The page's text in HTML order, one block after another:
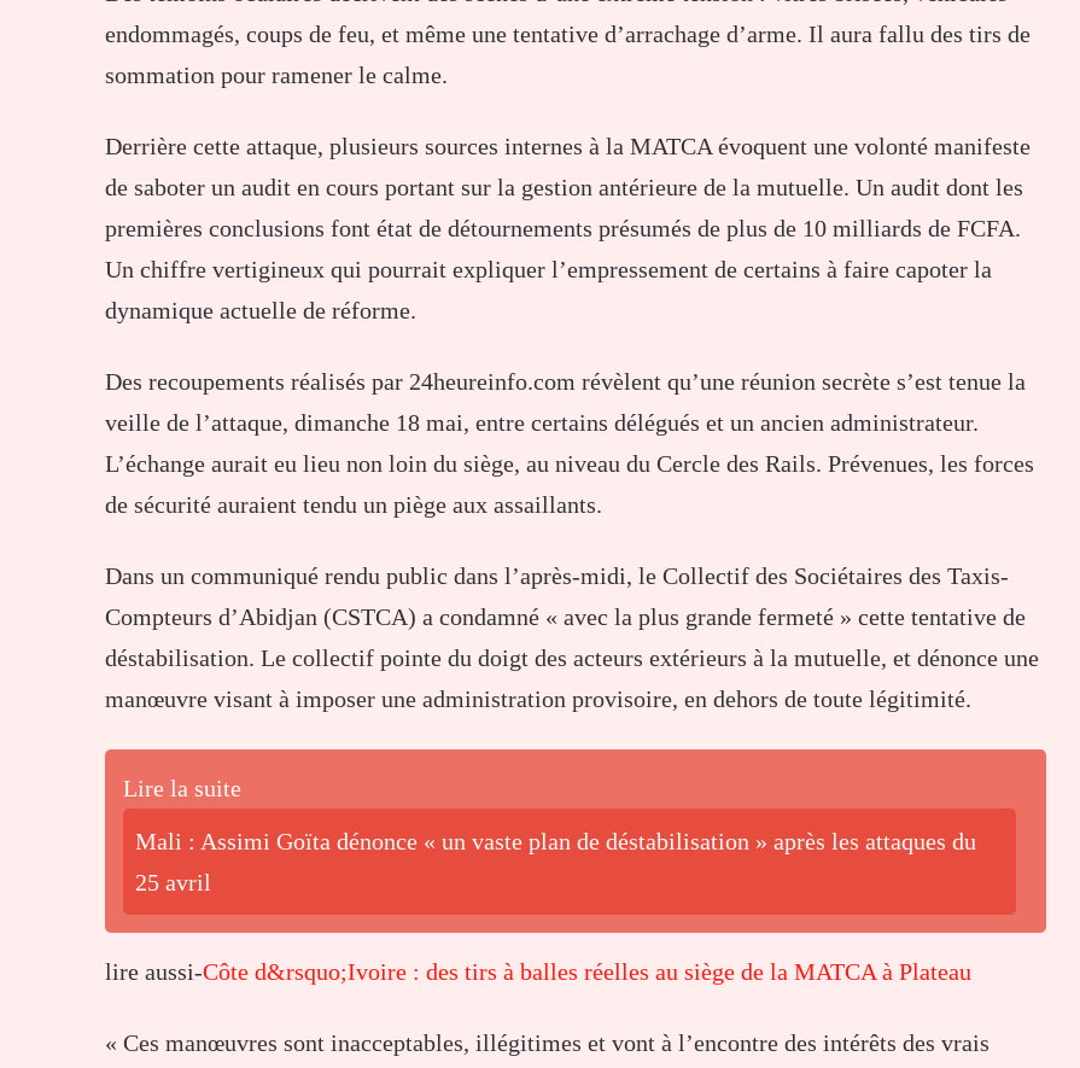
endommagés, coups de feu, et même une tentative d’arrachage d’arme. Il aura fallu des tirs de
sommation pour ramener le calme.
Derrière cette attaque, plusieurs sources internes à la MATCA évoquent une volonté manifeste
de saboter un audit en cours portant sur la gestion antérieure de la mutuelle. Un audit dont les
premières conclusions font état de détournements présumés de plus de 10 milliards de FCFA.
Un chiffre vertigineux qui pourrait expliquer l’empressement de certains à faire capoter la
dynamique actuelle de réforme.
Des recoupements réalisés par 24heureinfo.com révèlent qu’une réunion secrète s’est tenue la
veille de l’attaque, dimanche 18 mai, entre certains délégués et un ancien administrateur.
L’échange aurait eu lieu non loin du siège, au niveau du Cercle des Rails. Prévenues, les forces
de sécurité auraient tendu un piège aux assaillants.
Dans un communiqué rendu public dans l’après-midi, le Collectif des Sociétaires des Taxis-
Compteurs d’Abidjan (CSTCA) a condamné « avec la plus grande fermeté » cette tentative de
déstabilisation. Le collectif pointe du doigt des acteurs extérieurs à la mutuelle, et dénonce une
manœuvre visant à imposer une administration provisoire, en dehors de toute légitimité.
Lire la suite
Mali : Assimi Goïta dénonce « un vaste plan de déstabilisation » après les attaques du
25 avril
lire aussi-Côte d&rsquo;Ivoire : des tirs à balles réelles au siège de la MATCA à Plateau
« Ces manœuvres sont inacceptables, illégitimes et vont à l’encontre des intérêts des vrais